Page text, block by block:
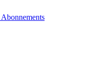
Abonnements